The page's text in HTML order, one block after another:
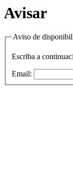
Avisar
Aviso de
Escriba a
Email: